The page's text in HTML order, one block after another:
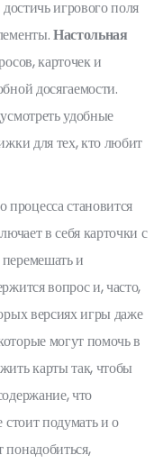
игрового поля
Настольная
карточек и
досягаемости.
удобные
для тех, кто любит
становится
в себя карточки с
и
вопрос и, часто,
версиях игры даже
могут помочь в
карты так, чтобы
что
стоит подумать и о